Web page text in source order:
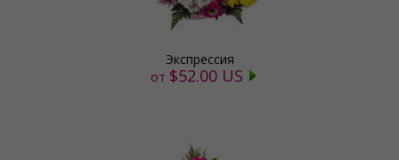
Экспрессия
от $52.00 US